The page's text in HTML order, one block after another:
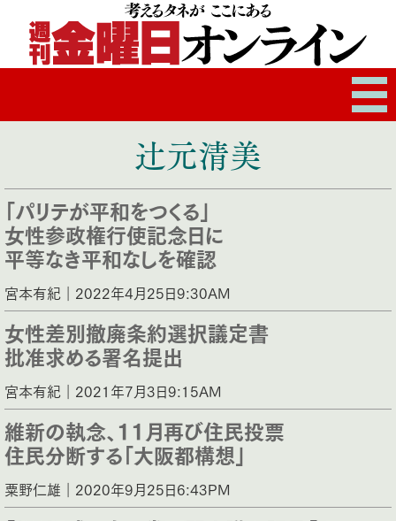
辻元清美
「パリテが平和をつくる」
女性参政権行使記念日に
平等なき平和なしを確認
宮本有紀｜2022年4月25日9:30AM
女性差別撤廃条約選択議定書
批准求める署名提出
宮本有紀｜2021年7月3日9:15AM
維新の執念、11月再び住民投票
住民分断する「大阪都構想」
粟野仁雄｜2020年9月25日6:43PM